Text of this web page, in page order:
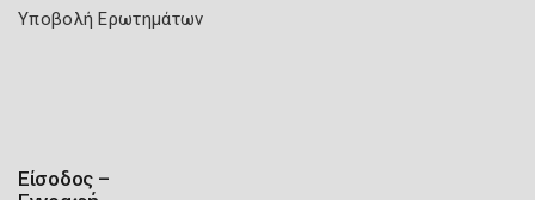
Υποβολή Ερωτημάτων
Είσοδος –